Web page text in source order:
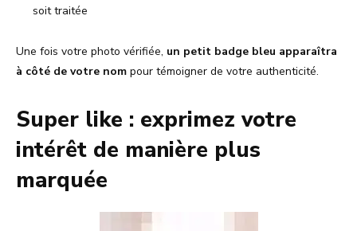
soit traitée
Une fois votre photo vérifiée, un petit badge bleu apparaîtra
à côté de votre nom pour témoigner de votre authenticité.
Super like : exprimez votre
intérêt de manière plus
marquée